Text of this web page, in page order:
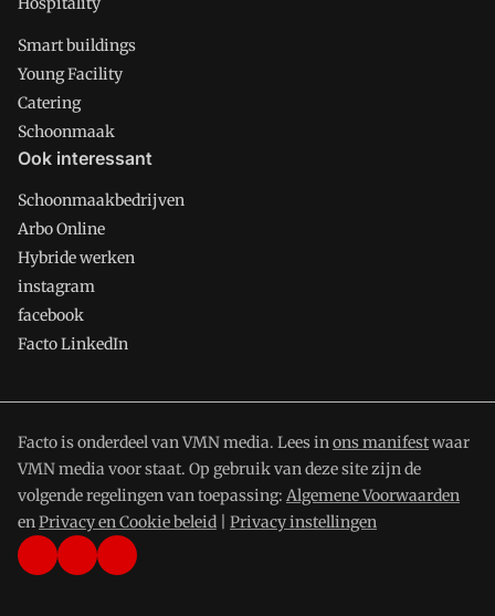
Smart buildings
Young Facility
Catering
Schoonmaak
Ook interessant
Schoonmaakbedrijven
Arbo Online
Hybride werken
instagram
facebook
Facto LinkedIn
Facto is onderdeel van VMN media. Lees inons manifestwaar
VMN media voor staat. Op gebruik van deze site zijn de
volgende regelingen van toepassing: Algemene Voorwaarden
enPrivacy en Cookie beleid Privacy instellingen